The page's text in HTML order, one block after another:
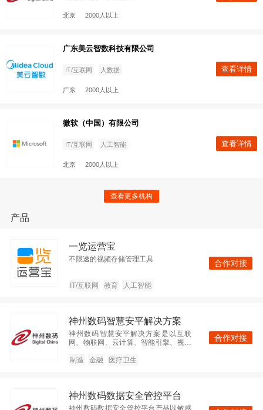
制造 人工智能
企业IT服务 企业服务
广东美云智数科技有限公司
查看更多机构
产品
一览运营宝
不限速的视频存储管理工具
IT/互联网 教育 人工智能
合作对接
神州数码智慧安平解决方案
神州数码智慧安平解决方案是以互联
网、物联网、云计算、智能引擎、视频
撑，以公安信息化为核心，通过互联
享、深度应用”之目标的警务发展新理念
和新模式。
制造 金融 医疗卫生
合作对接
神州数码数据安全管控平台
神州数码数据安全管控平台产品以敏感